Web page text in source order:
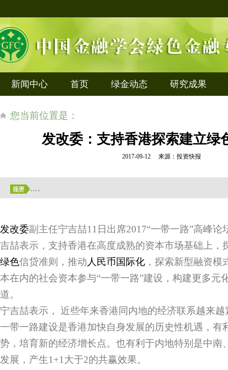
新闻中心 首页 绿金动态 研究成果
您当前位置是：
发改委：支持香港探索建立绿
2017-09-12 来源：投资快报
....
发改委副主任宁吉喆11日出席2017“一带一路”高峰论
吉喆表示，支持香港在高度成熟的资本市场基础上，
绿色信贷准则，推动 人民币国际化 ，探索新型融资
本在内的社会资本参与“一带一路”建设，构建更多元
道。
宁吉喆表示， 近些年来香港同内地的经济联系越来
一带一路建设是香港加快自身发展的历史性机遇，有
势，培育新的经济增长点。也有利于内地特别是中南
发展，产生1+1大于2的共赢效果。